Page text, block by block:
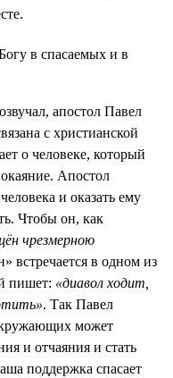
в спасаемых и в
апостол Павел
с христианской
о человеке, который
Апостол
и оказать ему
Чтобы он, как
чрезмерною
встречается в одном из
пишет: «диавол ходит,
. Так Павел
может
и отчаяния и стать
поддержка спасает